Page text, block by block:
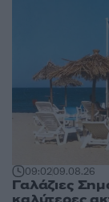
09:0209.08.26
Γαλάζιες